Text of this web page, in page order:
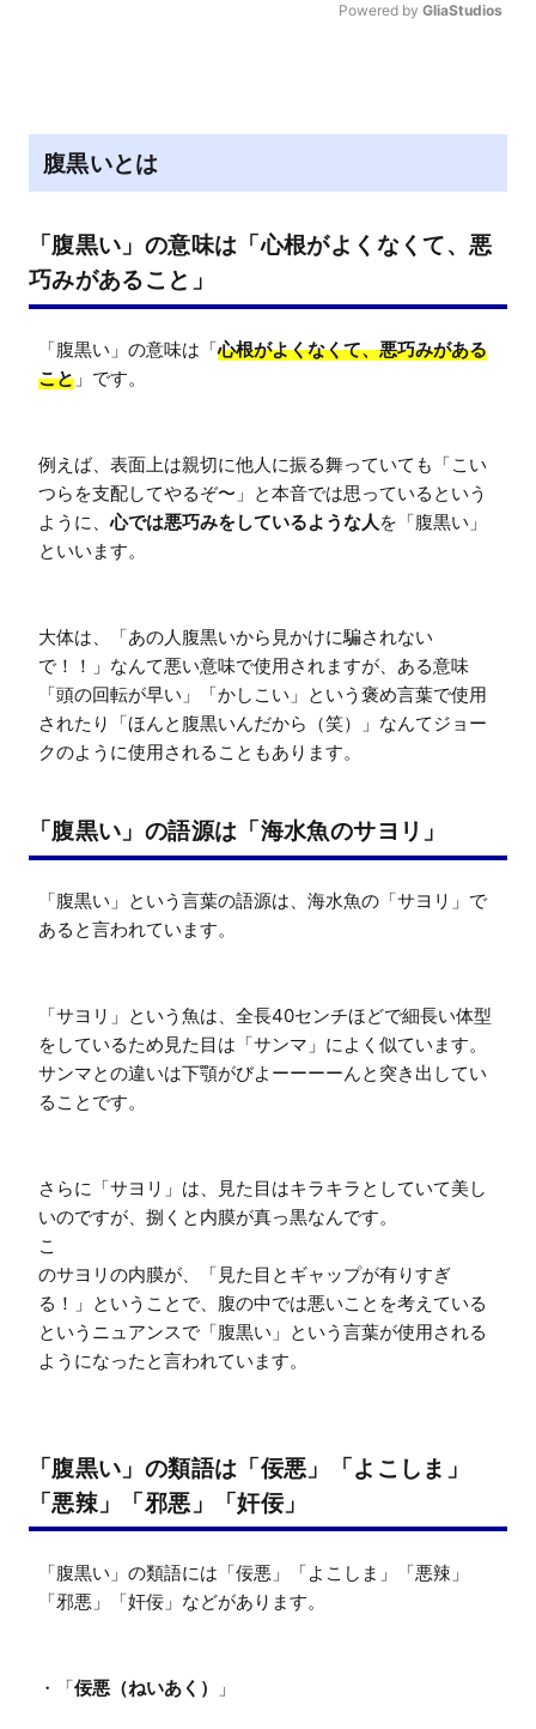
Powered by GliaStudios
腹黒いとは
「腹黒い」の意味は「心根がよくなくて、悪
巧みがあること」
「腹黒い」の意味は「心根がよくなくて、悪巧みがある
こと 」です。
例えば、表面上は親切に他人に振る舞っていても「こい
つらを支配してやるぞ〜」と本音では思っているという
ように、心では悪巧みをしているような人を「腹黒い」
といいます。
大体は、「あの人腹黒いから見かけに騙されない
で！！」なんて悪い意味で使用されますが、ある意味
「頭の回転が早い」「かしこい」という褒め言葉で使用
されたり「ほんと腹黒いんだから（笑）」なんてジョー
「腹黒い」の語源は「海水魚のサヨリ」
「腹黒い」という言葉の語源は、海水魚の「サヨリ」で
あると言われています。
「サヨリ」という魚は、全長40センチほどで細長い体型
をしているため見た目は「サンマ」によく似ています。
サンマとの違いは下顎がびよーーーーんと突き出してい
ることです。
さらに「サヨリ」は、見た目はキラキラとしていて美し
いのですが、捌くと内膜が真っ黒なんです。
こ
のサヨリの内膜が、「見た目とギャップが有りすぎ
る！」ということで、腹の中では悪いことを考えている
というニュアンスで「腹黒い」という言葉が使用される
ようになったと言われています。
「腹黒い」の類語は「佞悪」「よこしま」
「悪辣」「邪悪」「奸佞」
「腹黒い」の類語には「佞悪」「よこしま」「悪辣」
「邪悪」「奸佞」などがあります。
・「佞悪（ねいあく） 」